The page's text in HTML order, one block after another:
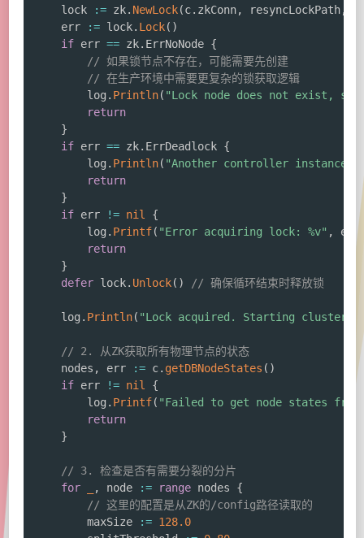
	lock
:= zk. NewLock(c. zkConn, resyncLockPath,
	err
:= lock. Lock( )
if err == zk. ErrNoNode {
// 如果锁节点不存在，可能需要先创建
// 在生产环境中需要更复杂的锁获取逻辑
		log
. Println( "Lock node does not exist,
return
}
if err == zk. ErrDeadlock {
		log
. Println( "Another controller instance
return
}
if err != nil
{
		log
. Printf( "Error acquiring lock: %v" , err
return
}
defer lock. Unlock( ) // 确保循环结束时释放锁
	log
. Println( "Lock acquired. Starting cluster
// 2. 从ZK获取所有物理节点的状态
	nodes
, err := c. getDBNodeStates ( )
if err != nil
{
		log
. Printf( "Failed to get node states from
return
}
// 3. 检查是否有需要分裂的分片
for
, node := range nodes {
// 这里的配置是从ZK的/config路径读取的
		maxSize
:= 128.0